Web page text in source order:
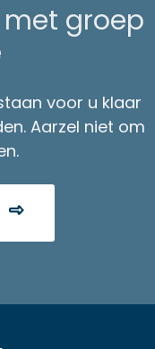
groep
voor u klaar
Aarzel niet om